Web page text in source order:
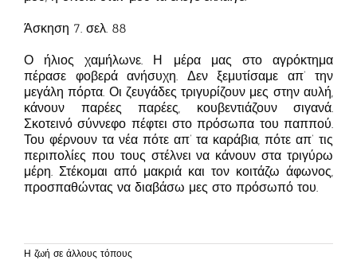
Άσκηση 7. σελ. 88
Ο ήλιος χαμήλωνε. Η μέρα μας στο αγρόκτημα
πέρασε φοβερά ανήσυχη. Δεν ξεμυτίσαμε απ’ την
μεγάλη πόρτα. Οι ζευγάδες τριγυρίζουν μες στην αυλή,
κάνουν παρέες παρέες, κουβεντιάζουν σιγανά.
Σκοτεινό σύννεφο πέφτει στο πρόσωπα του παππού.
Του φέρνουν τα νέα πότε απ’ τα καράβια, πότε απ’ τις
περιπολίες που τους στέλνει να κάνουν στα τριγύρω
μέρη. Στέκομαι από μακριά και τον κοιτάζω άφωνος,
προσπαθώντας να διαβάσω μες στο πρόσωπό του.
Η ζωή σε άλλους τόπους